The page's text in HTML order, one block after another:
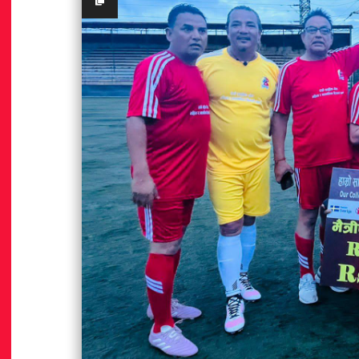
बोकेको ‘ऋणै ऋणमा डुबे आमा’ गीत
21.5K views • 12.8K shares
कलाकारसहित ५० जनालाई सम्मान
Aug 02 21.5K views • 12.9K